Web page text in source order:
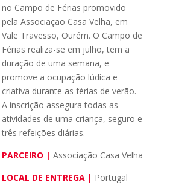
no Campo de Férias promovido
pela Associação Casa Velha, em
Vale Travesso, Ourém. O Campo de
Férias realiza-se em julho, tem a
duração de uma semana, e
promove a ocupação lúdica e
criativa durante as férias de verão.
A inscrição assegura todas as
atividades de uma criança, seguro e
três refeições diárias.
PARCEIRO | Associação Casa Velha
LOCAL DE ENTREGA | Portugal